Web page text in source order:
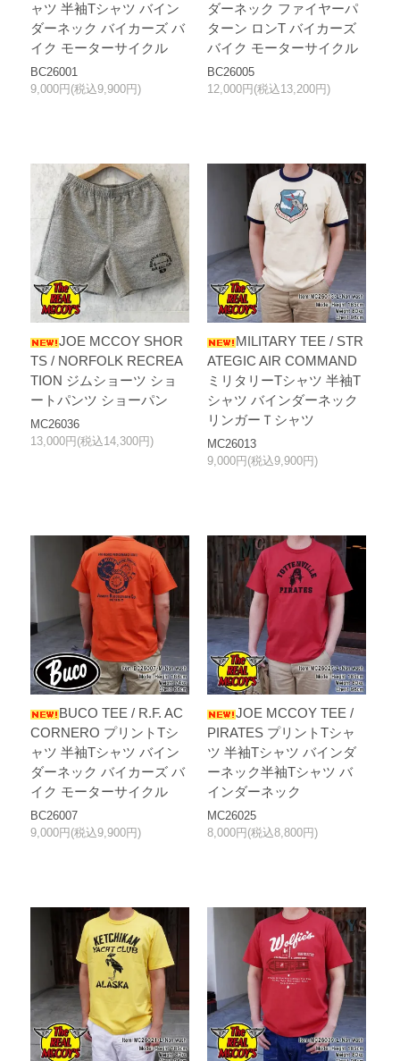
ャツ 半袖Tシャツ バイン
ダーネック バイカーズ バ
イク モーターサイクル
BC26001
9,000円(税込9,900円)
ダーネック ファイヤーパ
ターン ロンT バイカーズ
バイク モーターサイクル
BC26005
12,000円(税込13,200円)
JOE MCCOY SHOR
TS / NORFOLK RECREA
TION ジムショーツ ショ
ートパンツ ショーパン
MC26036
13,000円(税込14,300円)
MILITARY TEE / STR
ATEGIC AIR COMMAND
ミリタリーTシャツ 半袖T
シャツ バインダーネック
リンガーＴシャツ
MC26013
9,000円(税込9,900円)
BUCO TEE / R.F. AC
CORNERO プリントTシ
ャツ 半袖Tシャツ バイン
ダーネック バイカーズ バ
イク モーターサイクル
BC26007
9,000円(税込9,900円)
JOE MCCOY TEE /
PIRATES プリントTシャ
ツ 半袖Tシャツ バインダ
ーネック半袖Tシャツ バ
インダーネック
MC26025
8,000円(税込8,800円)